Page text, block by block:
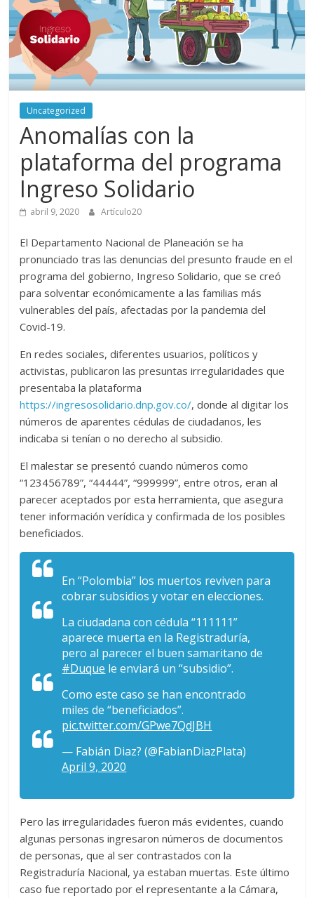
periodismo
digital
del
Politécnico
Grancolombiano
Uncategorized
Anomalías con la
plataforma del programa
Ingreso Solidario
abril 9, 2020 Artículo20
El Departamento Nacional de Planeación se ha
pronunciado tras las denuncias del presunto fraude en el
programa del gobierno, Ingreso Solidario, que se creó
para solventar económicamente a las familias más
vulnerables del país, afectadas por la pandemia del
Covid-19.
En redes sociales, diferentes usuarios, políticos y
activistas, publicaron las presuntas irregularidades que
presentaba la plataforma
https://ingresosolidario.dnp.gov.co/, donde al digitar los
números de aparentes cédulas de ciudadanos, les
indicaba si tenían o no derecho al subsidio.
El malestar se presentó cuando números como
“123456789”, “44444”, “999999”, entre otros, eran al
parecer aceptados por esta herramienta, que asegura
tener información verídica y confirmada de los posibles
beneficiados.
En “Polombia” los muertos reviven para
cobrar subsidios y votar en elecciones.
La ciudadana con cédula “111111”
aparece muerta en la Registraduría,
pero al parecer el buen samaritano de
#Duque le enviará un “subsidio”.
Como este caso se han encontrado
miles de “beneficiados”.
pic.twitter.com/GPwe7QdJBH
— Fabián Diaz? (@FabianDiazPlata)
April 9, 2020
Pero las irregularidades fueron más evidentes, cuando
algunas personas ingresaron números de documentos
de personas, que al ser contrastados con la
Registraduría Nacional, ya estaban muertas. Este último
caso fue reportado por el representante a la Cámara,